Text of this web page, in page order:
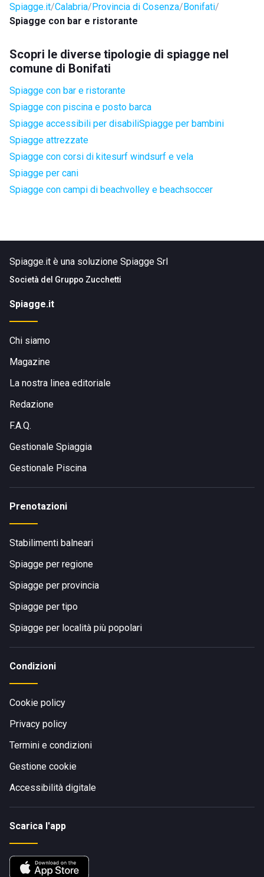
Spiagge.it Calabria Provincia di Cosenza Bonifati
Spiagge con bar e ristorante
Scopri le diverse tipologie di spiagge nel
comune di Bonifati
Spiagge con bar e ristorante
Spiagge con piscina e posto barca
Spiagge accessibili per disabiliSpiagge per bambini
Spiagge attrezzate
Spiagge con corsi di kitesurf windsurf e vela
Spiagge per cani
Spiagge con campi di beachvolley e beachsoccer
Spiagge.it è una soluzione Spiagge Srl
Società del Gruppo Zucchetti
Spiagge.it
Chi siamo
Magazine
La nostra linea editoriale
Redazione
F.A.Q.
Gestionale Spiaggia
Gestionale Piscina
Prenotazioni
Stabilimenti balneari
Spiagge per regione
Spiagge per provincia
Spiagge per tipo
Spiagge per località più popolari
Condizioni
Cookie policy
Privacy policy
Termini e condizioni
Gestione cookie
Accessibilità digitale
Scarica l'app